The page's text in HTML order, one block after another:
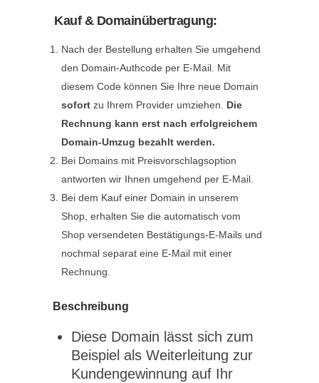
Kauf & Domainübertragung:
Nach der Bestellung erhalten Sie umgehend
den Domain-Authcode per E-Mail. Mit
diesem Code können Sie Ihre neue Domain
sofort zu Ihrem Provider umziehen. Die
Rechnung kann erst nach erfolgreichem
Domain-Umzug bezahlt werden.
Bei Domains mit Preisvorschlagsoption
antworten wir Ihnen umgehend per E-Mail.
Bei dem Kauf einer Domain in unserem
Shop, erhalten Sie die automatisch vom
Shop versendeten Bestätigungs-E-Mails und
nochmal separat eine E-Mail mit einer
Rechnung.
Beschreibung
Diese Domain lässt sich zum
Beispiel als Weiterleitung zur
Kundengewinnung auf Ihr